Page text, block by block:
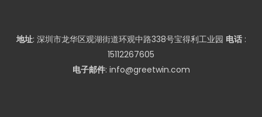
地址: 深圳市龙华区观湖街道环观中路338号宝得利工业园 电话 :
15112267605
电子邮件: info@greetwin.com